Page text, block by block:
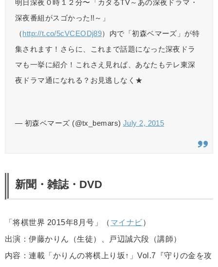
明日深夜０時１２分〜「カタるTV～あの深夜ドラマ・
深夜番組がスゴかった!!～」
（http://t.co/5cVCEODj89）内で「初森ベマーズ」が特
集されます！さらに、これまで話題になった深夜ドラ
マも一挙に紹介！これさえ見れば、あなたもテレ東深
夜ドラマ通になれる？お見逃しなく★
— 初森ベマーズ (@tx_bemars) July 2, 2015
新聞・雑誌・DVD
「将棋世界 2015年8月号」（ マイナビ）
出演：伊藤かりん（生徒）、戸辺誠六段（講師）
内容：連載「かりんの将棋上り坂↑」Vol.7『守りの金を攻